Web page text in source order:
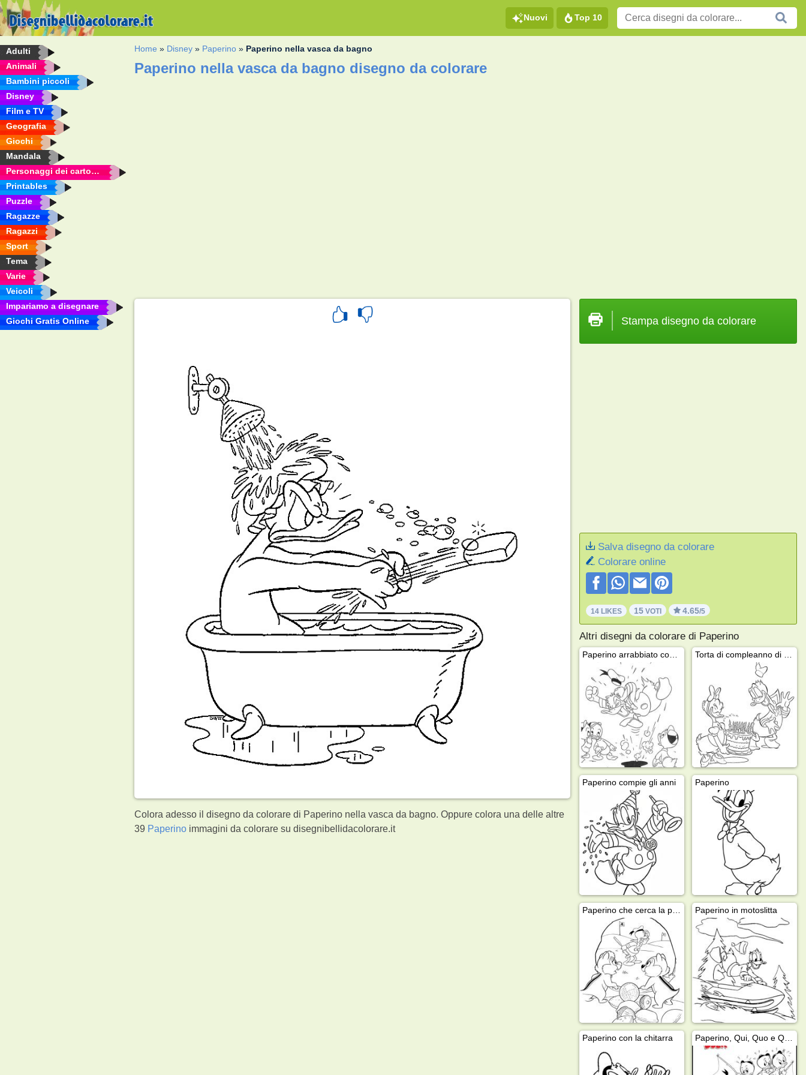
Nuovi Top 10
Adulti
Animali
Bambini piccoli
Disney
Film e TV
Geografia
Giochi
Mandala
Personaggi dei cartoni animati
Printables
Puzzle
Ragazze
Ragazzi
Sport
Tema
Varie
Veicoli
Impariamo a disegnare
Giochi Gratis Online
Home » Disney » Paperino » Paperino nella vasca da bagno
Paperino nella vasca da bagno disegno da colorare
Colora adesso il disegno da colorare di Paperino nella vasca da bagno. Oppure colora una delle altre
39 Paperino immagini da colorare su disegnibellidacolorare.it
Stampa disegno da colorare
Salva disegno da colorare
Colorare online
14 LIKES 15VOTI 4.65/5
Altri disegni da colorare di Paperino
Paperino arrabbiato con Qui, Quo e Qua
Paperino compie gli anni Paperino
Paperino che cerca la pallina da golf Paperino in motoslitta
Paperino con la chitarra Paperino, Qui, Quo e Qua pescano